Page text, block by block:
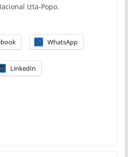
Izta-Popo.
WhatsApp
LinkedIn